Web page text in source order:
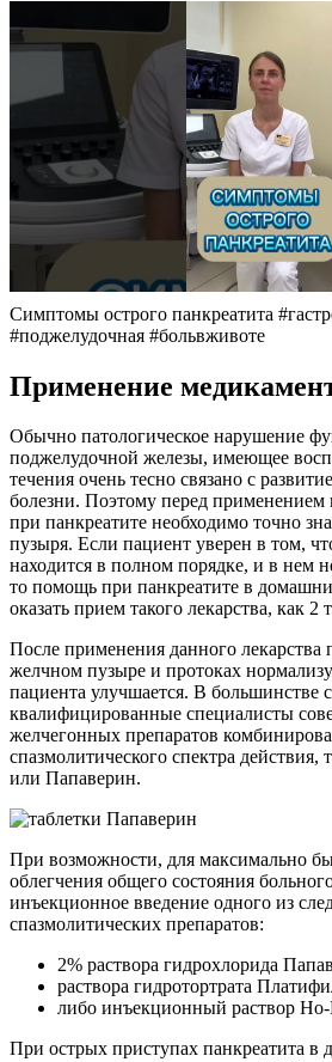
Симптомы острого панкреатита
#поджелудочная #больвживоте
Применение
Обычно патологическое нарушение
поджелудочной железы, имеющее
течения очень тесно связано с
болезни. Поэтому перед применением
при панкреатите необходимо точно
пузыря. Если пациент уверен в том,
находится в полном порядке, и в нем
то помощь при панкреатите в
оказать прием такого лекарства, как 2
После применения данного лекарства
желчном пузыре и протоках
пациента улучшается. В большинстве
квалифицированные специалисты
желчегонных препаратов
спазмолитического спектра
или Папаверин.
При возможности, для максимально
облегчения общего состояния
инъекционное введение одного из
спазмолитических препаратов:
2% раствора гидрохлорида
раствора гидротортрата
либо инъекционный раствор
При острых приступах панкреатита в